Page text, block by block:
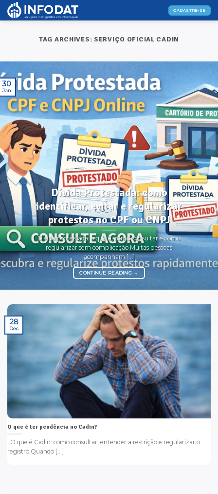
Skip
CADASTRE-SE
TAG ARCHIVES: SERVIÇO OFICIAL CADIN
DICAS ÚTEIS
Dívida Protestada: como
identificar, evitar e regularizar
protestos no CPF ou CNPJ
Dívida protestada: o que é, como consultar e como
regularizar sem complicação Muitas pessoas
acompanham [...]
CONTINUE READING →
30
Jan
O que é ter pendência no Cadin?
O que é Cadin: como consultar, entender a restrição e regularizar o
registro Quando [...]
28
Dec